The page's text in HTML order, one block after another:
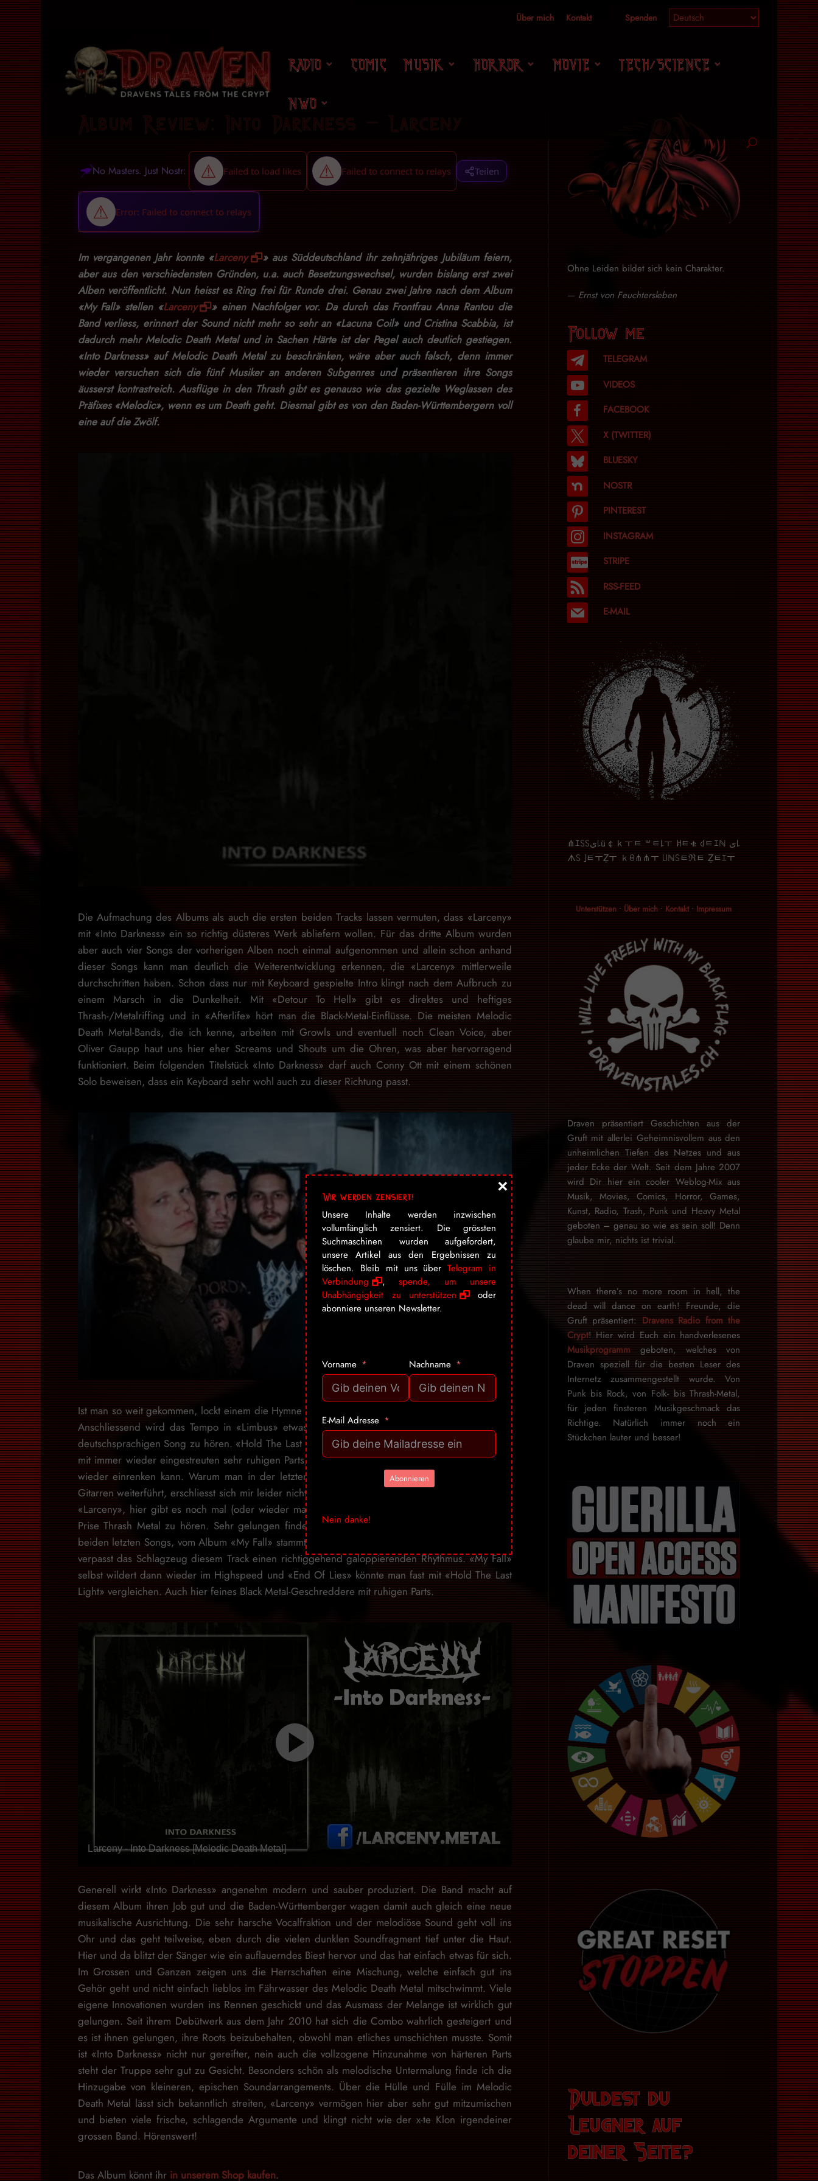
Über mich Kontakt Spenden
RADIO COMIC MUSIK HORROR MOVIE TECH/SCIENCE
NWO
No Masters. Just Nostr: Teilen
Im vergangenen Jahr konnte «Larceny
» aus Süddeutschland ihr zehnjähriges Jubiläum feiern,
aber aus den verschiedensten Gründen, u.a. auch Besetzungswechsel, wurden bislang erst zwei
Alben veröffentlicht. Nun heisst es Ring frei für Runde drei. Genau zwei Jahre nach dem Album
«My Fall» stellen «Larceny
» einen Nachfolger vor. Da durch das Frontfrau Anna Rantou die
Band verliess, erinnert der Sound nicht mehr so sehr an «Lacuna Coil» und Cristina Scabbia, ist
dadurch mehr Melodic Death Metal und in Sachen Härte ist der Pegel auch deutlich gestiegen.
«Into Darkness» auf Melodic Death Metal zu beschränken, wäre aber auch falsch, denn immer
wieder versuchen sich die fünf Musiker an anderen Subgenres und präsentieren ihre Songs
äusserst kontrastreich. Ausflüge in den Thrash gibt es genauso wie das gezielte Weglassen des
Präfixes «Melodic», wenn es um Death geht. Diesmal gibt es von den Baden-Württembergern voll
eine auf die Zwölf.
Die Aufmachung des Albums als auch die ersten beiden Tracks lassen vermuten, dass «Larceny»
mit «Into Darkness» ein so richtig düsteres Werk abliefern wollen. Für das dritte Album wurden
aber auch vier Songs der vorherigen Alben noch einmal aufgenommen und allein schon anhand
dieser Songs kann man deutlich die Weiterentwicklung erkennen, die «Larceny» mittlerweile
durchschritten haben. Schon dass nur mit Keyboard gespielte Intro klingt nach dem Aufbruch zu
einem Marsch in die Dunkelheit. Mit «Detour To Hell» gibt es direktes und heftiges
Thrash-/Metalriffing und in «Afterlife» hört man die Black-Metal-Einflüsse. Die meisten Melodic
Death Metal-Bands, die ich kenne, arbeiten mit Growls und eventuell noch Clean Voice, aber
Oliver Gaupp haut uns hier eher Screams und Shouts um die Ohren, was aber hervorragend
funktioniert. Beim folgenden Titelstück «Into Darkness» darf auch Conny Ott mit einem schönen
Solo beweisen, dass ein Keyboard sehr wohl auch zu dieser Richtung passt.
Ist man so weit gekommen, lockt einem die Hymne «No Surrender» in den Wohnzimmer-Moshpit.
Anschliessend wird das Tempo in «Limbus» etwas gedrosselt und man kriegt für einmal einen
deutschsprachigen Song zu hören. «Hold The Last Light» ist dann wieder in Highspeed gehalten,
mit immer wieder eingestreuten sehr ruhigen Parts, in der man Luft holen und die Nackenwirbel
wieder einrenken kann. Warum man in der letzten Minute allerdings die Melodie nur von den
Gitarren weiterführt, erschliesst sich mir leider nicht ganz. «I Will Rise» stammt vom ersten Album
«Larceny», hier gibt es noch mal (oder wieder mal) Melodic Death Metal mit einer ordentlichen
Prise Thrash Metal zu hören. Sehr gelungen finde ich «Gunpowder Night», das, wie auch die
beiden letzten Songs, vom Album «My Fall» stammt. Noch relativ verhalten mit Klavier beginnend,
verpasst das Schlagzeug diesem Track einen richtiggehend galoppierenden Rhythmus. «My Fall»
selbst wildert dann wieder im Highspeed und «End Of Lies» könnte man fast mit «Hold The Last
Light» vergleichen. Auch hier feines Black Metal-Geschreddere mit ruhigen Parts.
Larceny - Into Darkness [Melodic Death Metal]
Generell wirkt «Into Darkness» angenehm modern und sauber produziert. Die Band macht auf
diesem Album ihren Job gut und die Baden-Württemberger wagen damit auch gleich eine neue
musikalische Ausrichtung. Die sehr harsche Vocalfraktion und der melodiöse Sound geht voll ins
Ohr und das geht teilweise, eben durch die vielen dunklen Soundfragment tief unter die Haut.
Hier und da blitzt der Sänger wie ein auflauerndes Biest hervor und das hat einfach etwas für sich.
Im Grossen und Ganzen zeigen uns die Herrschaften eine Mischung, welche einfach gut ins
Gehör geht und nicht einfach lieblos im Fährwasser des Melodic Death Metal mitschwimmt. Viele
eigene Innovationen wurden ins Rennen geschickt und das Ausmass der Melange ist wirklich gut
gelungen. Seit ihrem Debütwerk aus dem Jahr 2010 hat sich die Combo wahrlich gesteigert und
es ist ihnen gelungen, ihre Roots beizubehalten, obwohl man etliches umschichten musste. Somit
ist «Into Darkness» nicht nur gereifter, nein auch die vollzogene Hinzunahme von härteren Parts
steht der Truppe sehr gut zu Gesicht. Besonders schön als melodische Untermalung finde ich die
Hinzugabe von kleineren, epischen Soundarrangements. Über die Hülle und Fülle im Melodic
Death Metal lässt sich bekanntlich streiten, «Larceny» vermögen hier aber sehr gut mitzumischen
und bieten viele frische, schlagende Argumente und klingt nicht wie der x-te Klon irgendeiner
grossen Band. Hörenswert!
Das Album könnt ihr in unserem Shop kaufen.
Ohne Leiden bildet sich kein Charakter.
— Ernst von Feuchtersleben
Follow me
TELEGRAM
VIDEOS
FACEBOOK
X (TWITTER)
BLUESKY
NOSTR
PINTEREST
INSTAGRAM
STRIPE
RSS-FEED
E-MAIL
⋔ｴ꒚꒚ﻯ꒒ü￠ｋￓﾼ ꒳ﾼ꒒ￓ ꎧﾼቄ ꒯ﾼｴℕ ﻯ꒒
ᗑ꒚ ｣ﾼￓẔￓ ｋꑙ⋔⋔ￓ ꒤ℕ꒚ﾼℜﾼ Ẕﾼｴￓ
Unterstützen• Über mich• Kontakt• Impressum
Draven präsentiert Geschichten aus der
Gruft mit allerlei Geheimnisvollem aus den
unheimlichen Tiefen des Netzes und aus
jeder Ecke der Welt. Seit dem Jahre 2007
wird Dir hier ein cooler Weblog-Mix aus
Musik, Movies, Comics, Horror, Games,
Kunst, Radio, Trash, Punk und Heavy Metal
geboten – genau so wie es sein soll! Denn
glaube mir, nichts ist trivial.
When there’s no more room in hell, the
dead will dance on earth! Freunde, die
Gruft präsentiert: Dravens Radio from the
Crypt! Hier wird Euch ein handverlesenes
Musikprogrammgeboten, welches von
Draven speziell für die besten Leser des
Internetz zu­sammen­ge­stellt wurde. Von
Punk bis Rock, von Folk- bis Thrash-Metal,
für je­den finsteren Mu­sik­ge­schmack das
Rich­tige. Natürlich immer noch ein
Stückchen lauter und besser!
Duldest du
Leugner auf
deiner Seite?
Wir werden zensiert!
Unsere Inhalte werden inzwischen
vollumfänglich zensiert. Die grössten
Suchmaschinen wurden aufgefordert,
unsere Artikel aus den Ergebnissen zu
löschen. Bleib mit uns überTelegram in
Verbindung
, spende, um unsere
Unabhängigkeit zu unterstützen
oder
abonniere unseren Newsletter.
Vorname Nachname
E-Mail Adresse
Abonnieren
Nein danke!
×